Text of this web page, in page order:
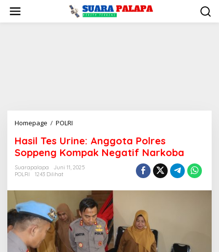
konten
Homepage / POLRI
Urine:
Anggota
Soppeng
Negatif
Narkoba
Hasil Tes Urine: Anggota Polres
Soppeng Kompak Negatif Narkoba
Suarapalapa
Juni 11, 2025
POLRI
1243 Dilihat